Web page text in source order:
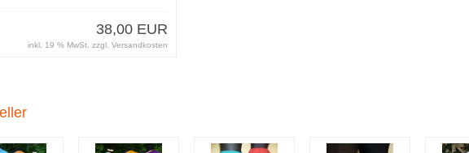
38,00 EUR
inkl. 19 % MwSt. zzgl.Versandkosten